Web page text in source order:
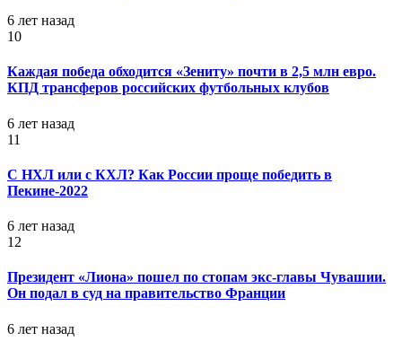
6 лет назад
10
Каждая победа обходится «Зениту» почти в 2,5 млн евро.
КПД трансферов российских футбольных клубов
6 лет назад
11
С НХЛ или с КХЛ? Как России проще победить в
Пекине-2022
6 лет назад
12
Президент «Лиона» пошел по стопам экс-главы Чувашии.
Он подал в суд на правительство Франции
6 лет назад